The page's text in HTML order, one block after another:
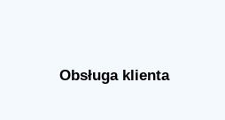
Obsługa klienta